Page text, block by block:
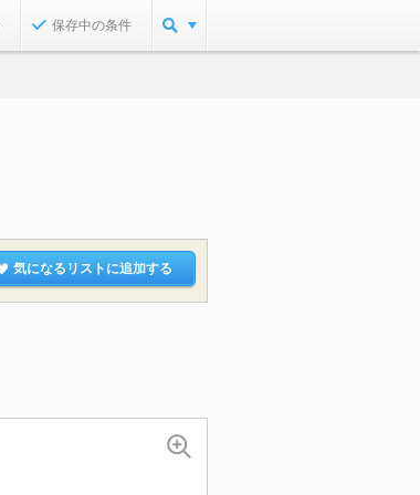
保存中の条件
気になるリストに追加する